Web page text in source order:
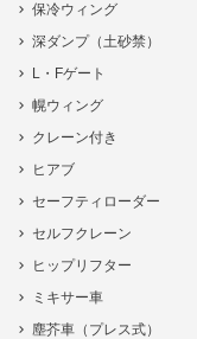
保冷ウィング
深ダンプ（土砂禁）
L・Fゲート
幌ウィング
クレーン付き
ヒアブ
セーフティローダー
セルフクレーン
ヒップリフター
ミキサー車
塵芥車（プレス式）